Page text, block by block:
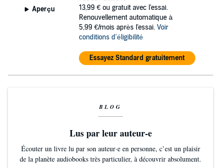
Aperçu 13,99 € ou gratuit avec l'essai.
Renouvellement automatique à
5,99 €/mois après l'essai. Voir
conditions d'éligibilité
Essayez Standard gratuitement
BLOG
Lus par leur auteur-e
Écouter un livre lu par son auteur·e en personne, c’est un plaisir
de la planète audiobooks très particulier, à découvrir absolument.